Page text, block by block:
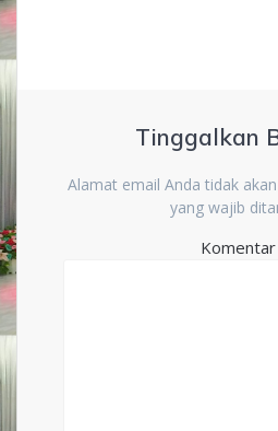
Tinggalkan
Alamat email Anda tidak
yang wajib
Komentar